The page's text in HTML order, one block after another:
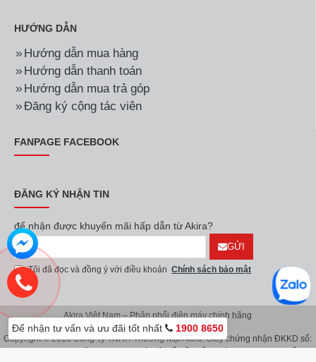
HƯỚNG DẪN
Hướng dẫn mua hàng
Hướng dẫn thanh toán
Hướng dẫn mua trả góp
Đăng ký cộng tác viên
FANPAGE FACEBOOK
ĐĂNG KÝ NHẬN TIN
để nhận được khuyến mãi hấp dẫn từ Akira?
GỬI
Tôi đã đọc và đồng ý với điều khoản Chính sách bảo mật
Akira Việt Nam – Phân phối điện máy chính hãng
Copyright © 2018 Công Ty TNHH Thương Mại Akira. Giấy chứng nhận ĐKKD số:
Để nhận tư vấn và ưu đãi tốt nhất 1900 8650